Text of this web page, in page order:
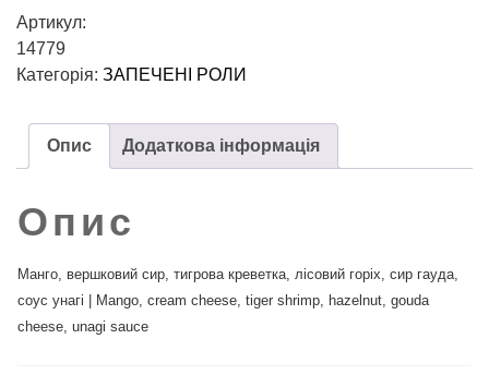
Артикул:
14779
Категорія: ЗАПЕЧЕНІ РОЛИ
Опис Додаткова інформація
Опис
Манго, вершковий сир, тигрова креветка, лісовий горіх, сир гауда,
соус унагі | Mango, cream cheese, tiger shrimp, hazelnut, gouda
cheese, unagi sauce